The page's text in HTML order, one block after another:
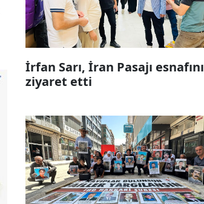
İrfan Sarı, İran Pasajı esnafını
ziyaret etti